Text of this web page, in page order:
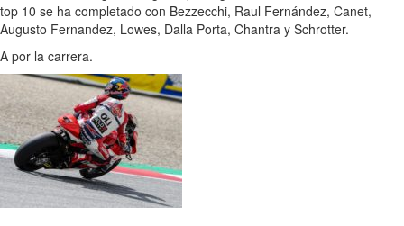
top 10 se ha completado con Bezzecchi, Raul Fernández, Canet,
Augusto Fernandez, Lowes, Dalla Porta, Chantra y Schrotter.
A por la carrera.